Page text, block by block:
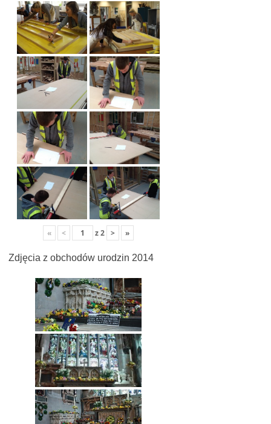
« < z2 > »
Zdjęcia z obchodów urodzin 2014